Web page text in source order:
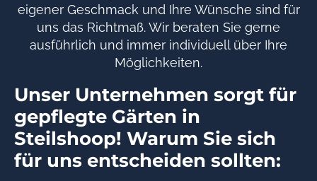
eigener Geschmack und Ihre Wünsche sind für
uns das Richtmaß. Wir beraten Sie gerne
ausführlich und immer individuell über Ihre
Möglichkeiten.
Unser Unternehmen sorgt für
gepflegte Gärten in
Steilshoop! Warum Sie sich
für uns entscheiden sollten: